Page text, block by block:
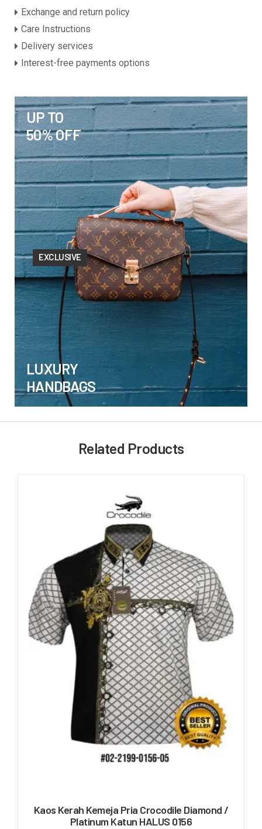
Exchange and return policy
Care Instructions
Delivery services
Interest-free payments options
UP TO
50% OFF
LUXURY
HANDBAGS
EXCLUSIVE
Related Products
Kaos Kerah Kemeja Pria Crocodile Diamond /
Platinum Katun HALUS 0156